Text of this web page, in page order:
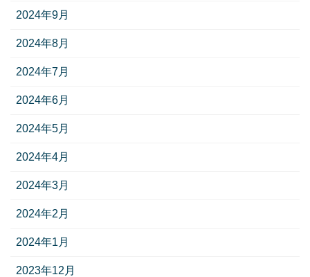
2024年9月
2024年8月
2024年7月
2024年6月
2024年5月
2024年4月
2024年3月
2024年2月
2024年1月
2023年12月